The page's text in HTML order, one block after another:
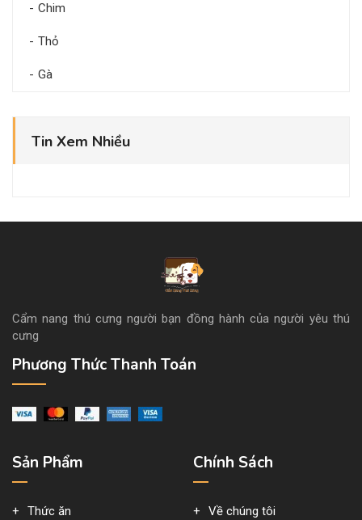
Chim
Thỏ
Gà
Tin Xem Nhiều
Cẩm nang thú cưng người bạn đồng hành của người yêu thú
cưng
Phương Thức Thanh Toán
Sản Phẩm
Thức ăn
Chính Sách
Về chúng tôi